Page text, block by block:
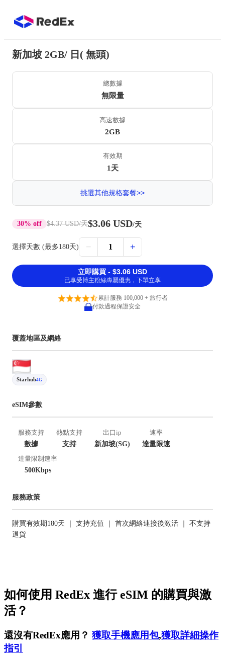
新加坡 2GB/ 日( 無頭)
總數據
無限量
高速數據
2GB
有效期
1天
挑選其他規格套餐>>
30% off $4.37 USD/天$3.06 USD/天
選擇天數 (最多180天) − 1 +
立即購買 - $3.06 USD
已享受博主粉絲專屬優惠，下單立享
累計服務 100,000 + 旅行者
付款過程保證安全
覆蓋地區及網絡
Starhub4G
eSIM參數
服務支持
數據
熱點支持
支持
出口ip
新加坡(SG)
速率
達量限速
達量限制速率
500Kbps
服務政策
購買有效期180天 ｜ 支持充值 ｜ 首次網絡連接後激活 ｜ 不支持
退貨
如何使用 RedEx 進行 eSIM 的購買與激
活？
還沒有RedEx應用？ 獲取手機應用包,獲取詳細操作
指引